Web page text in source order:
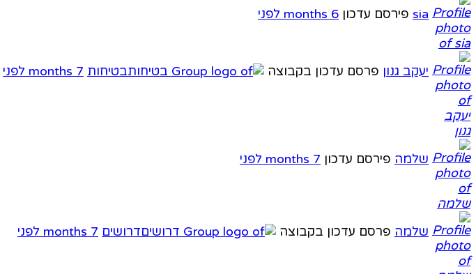
sia פירסם עדכון 6 months לפני
יעקב גנון פרסם עדכון בקבוצה בטיחות 7 months לפני
שלמה פירסם עדכון 7 months לפני
שלמה פרסם עדכון בקבוצה דרושים 7 months לפני